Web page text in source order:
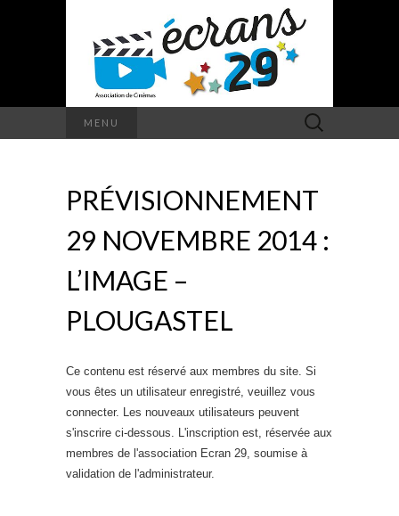
MENU Rechercher :
PRÉVISIONNEMENT
29 NOVEMBRE 2014 :
L’IMAGE –
PLOUGASTEL
Ce contenu est réservé aux membres du site. Si
vous êtes un utilisateur enregistré, veuillez vous
connecter. Les nouveaux utilisateurs peuvent
s'inscrire ci-dessous. L'inscription est, réservée aux
membres de l'association Ecran 29, soumise à
validation de l'administrateur.